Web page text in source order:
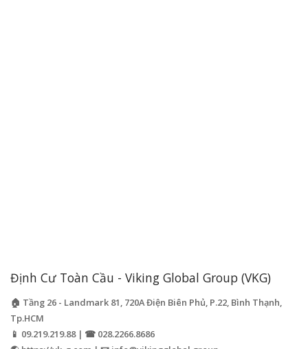
Định Cư Toàn Cầu - Viking Global Group (VKG)
🏠 Tầng 26 - Landmark 81, 720A Điện Biên Phủ, P.22, Bình Thạnh,
Tp.HCM
📱 09.219.219.88 | ☎ 028.2266.8686